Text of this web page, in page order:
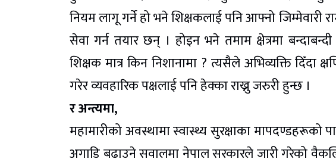
नियम लागू गर्ने हो भने शिक्षकलाई पनि आफ्नो जिम्मेवारी
सेवा गर्न तयार छन् । होइन भने तमाम क्षेत्रमा
शिक्षक मात्र किन निशानामा ? त्यसैले अभिव्यक्ति
गरेर व्यवहारिक पक्षलाई पनि हेक्का राख्नु जरुरी हुन्छ ।
र अन्त्यमा,
महामारीको अवस्थामा स्वास्थ्य सुरक्षाका मापदण्डहरूको
अगाडि बढाउने सवालमा नेपाल सरकारले जारी गरेको